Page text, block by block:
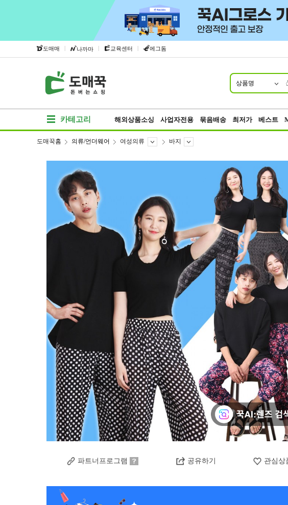
도매매 | 나까마 | 교육센터 | 에그돔
상품명
카테고리 해외상품소싱 사업자전용 묶음배송 최저가 베스트
도매꾹홈 의류/언더웨어 여성의류 바지
파트너프로그램 공유하기 관심상